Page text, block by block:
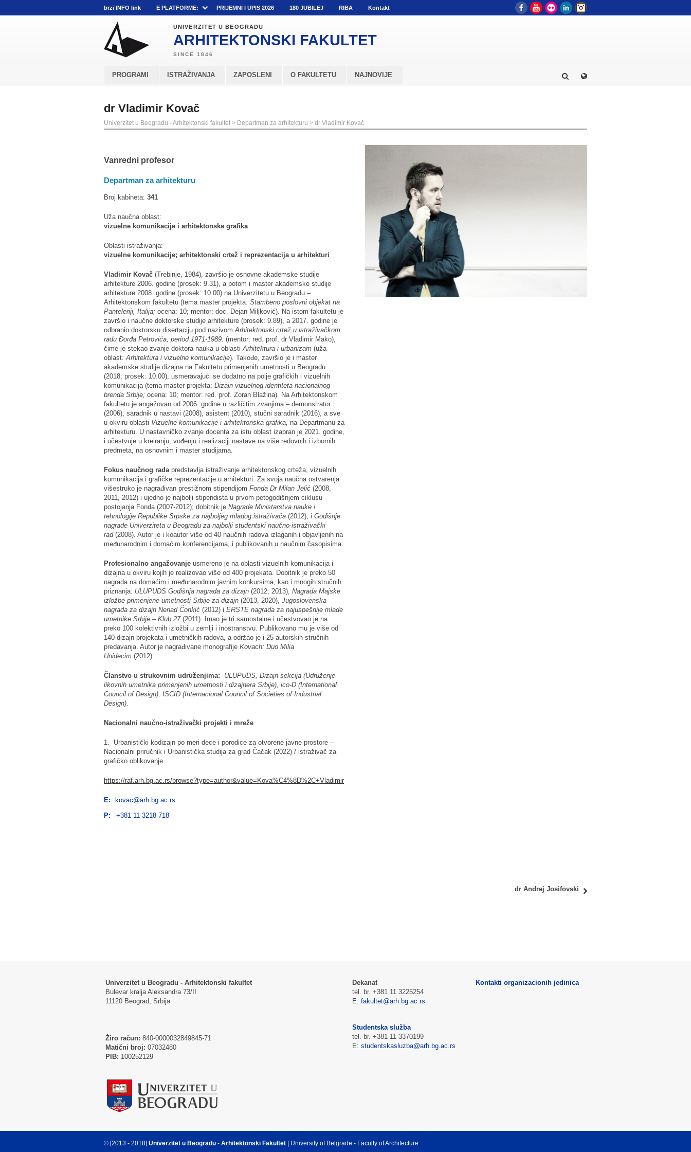
brzi INFO link E PLATFORME: PRIJEMNI I UPIS 2026 180 JUBILEJ RIBA Kontakt FacebookYouTube
Flickr LinkedIn
UNIVERZITET U BEOGRADU
ARHITEKTONSKI FAKULTET
PROGRAMI ISTRAŽIVANJA ZAPOSLENI O FAKULTETU NAJNOVIJE
dr Vladimir Kovač
Univerzitet u Beogradu - Arhitektonski fakultet > Departman za arhitekturu > dr Vladimir Kovač
Vanredni profesor
Departman za arhitekturu
Broj kabineta: 341
Uža naučna oblast:
vizuelne komunikacije i arhitektonska grafika
Oblasti istraživanja:
vizuelne komunikacije; arhitektonski crtež i reprezentacija u arhitekturi
Vladimir Kovač (Trebinje, 1984), završio je osnovne akademske studije
arhitekture 2006. godine (prosek: 9.31), a potom i master akademske studije
arhitekture 2008. godine (prosek: 10.00) na Univerzitetu u Beogradu –
Arhitektonskom fakultetu (tema master projekta: Stambeno poslovni objekat na
Panteleriji, Italija; ocena: 10; mentor: doc. Dejan Miljković). Na istom fakultetu je
završio i naučne doktorske studije arhitekture (prosek: 9.89), a 2017. godine je
odbranio doktorsku disertaciju pod nazivomArhitektonski crtež u istraživačkom
radu Đorđa Petrovića, period 1971-1989. (mentor: red. prof. dr Vladimir Mako),
čime je stekao zvanje doktora nauka u oblasti Arhitektura i urbanizam (uža
oblast: Arhitektura i vizuelne komunikacije). Takođe, završio je i master
akademske studije dizajna na Fakultetu primenjenih umetnosti u Beogradu
(2018; prosek: 10.00), usmeravajući se dodatno na polje grafičkih i vizuelnih
komunikacija (tema master projekta: Dizajn vizuelnog identiteta nacionalnog
brenda Srbije; ocena: 10; mentor: red. prof. Zoran Blažina). Na Arhitektonskom
fakultetu je angažovan od 2006. godine u različitim zvanjima – demonstrator
(2006), saradnik u nastavi (2008), asistent (2010), stučni saradnik (2016), a sve
u okviru oblasti Vizuelne komunikacije i arhitektonska grafika, na Departmanu za
arhitekturu. U nastavničko zvanje docenta za istu oblast izabran je 2021. godine,
i učestvuje u kreiranju, vođenju i realizaciji nastave na više redovnih i izbornih
predmeta, na osnovnim i master studijama.
Fokus naučnog rada predstavlja istraživanje arhitektonskog crteža, vizuelnih
komunikacija i grafičke reprezentacije u arhitekturi. Za svoja naučna ostvarenja
višestruko je nagrađivan prestižnom stipendijom Fonda Dr Milan Jelić (2008,
2011, 2012) i ujedno je najbolji stipendista u prvom petogodišnjem ciklusu
postojanja Fonda (2007-2012); dobitnik je Nagrade Ministarstva nauke i
tehnologije Republike Srpske za najboljeg mladog istraživača (2012), i Godišnje
nagrade Univerziteta u Beogradu za najbolji studentski naučno-istraživački
rad(2008). Autor je i koautor više od 40 naučnih radova izlaganih i objavljenih na
međunarodnim i domaćim konferencijama, i publikovanih u naučnim časopisima.
Profesionalno angažovanje usmereno je na oblasti vizuelnih komunikacija i
dizajna u okviru kojih je realizovao više od 400 projekata. Dobitnik je preko 50
nagrada na domaćim i međunarodnim javnim konkursima, kao i mnogih stručnih
priznanja: ULUPUDS Godišnja nagrada za dizajn (2012; 2013), Nagrada Majske
izložbe primenjene umetnosti Srbije za dizajn (2013, 2020), Jugoslovenska
nagrada za dizajn Nenad Čonkić (2012) i ERSTE nagrada za najuspešnije mlade
umetnike Srbije – Klub 27(2011). Imao je tri samostalne i učestvovao je na
preko 100 kolektivnih izložbi u zemlji i inostranstvu. Publikovano mu je više od
140 dizajn projekata i umetničkih radova, a održao je i 25 autorskih stručnih
predavanja. Autor je nagrađivane monografije Kovach: Duo Milia
Unidecim (2012).
Članstvo u strukovnim udruženjima:
ULUPUDS, Dizajn sekcija (Udruženje
likovnih umetnika primenjenih umetnosti i dizajnera Srbije), ico-D (International
Council of Design), ISCID (Internacional Council of Societies of Industrial
Design).
Nacionalni naučno-istraživački projekti i mreže
1. Urbanistički kodizajn po meri dece i porodice za otvorene javne prostore –
Nacionalni priručnik i Urbanistička studija za grad Čačak (2022) / istraživač za
grafičko oblikovanje
https://raf.arh.bg.ac.rs/browse?type=author&value=Kova%C4%8D%2C+Vladimir
E:
kovac@arh.bg.ac.rs
P:
+381 11 3218 718
dr Andrej Josifovski
Univerzitet u Beogradu - Arhitektonski fakultet
Bulevar kralja Aleksandra 73/II
11120 Beograd, Srbija
Žiro račun: 840-0000032849845-71
Matični broj: 07032480
PIB: 100252129
Dekanat
tel. br. +381 11 3225254
E: fakultet@arh.bg.ac.rs
Studentska služba
tel. br. +381 11 3370199
E: studentskasluzba@arh.bg.ac.rs
Kontakti organizacionih jedinica
© [2013 - 2018] Univerzitet u Beogradu - Arhitektonski Fakultet | University of Belgrade - Faculty of Architecture